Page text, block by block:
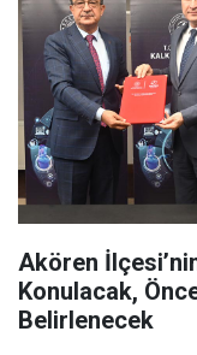
Akören
Konulacak,
Belirlenecek